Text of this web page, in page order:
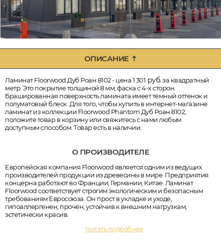
ОПИСАНИЕ
Ламинат Floorwood Дуб Роан 8102 - цена 1 301 руб.за квадратный
метр. Это покрытие толщиной 8 мм, фаска с 4-х сторон.
Брашированная поверхность ламината имеет тёмный оттенок и
полуматовый блеск. Для того, чтобы купить в интернет-магазине
ламинат из коллекции Floorwood Phantom Дуб Роан 8102,
положите товар в корзину или свяжитесь с нами любым
доступным способом. Товар есть в наличии.
О ПРОИЗВОДИТЕЛЕ
Европейская компания Floorwood является одним из ведущих
производителей продукции из древесины в мире. Предприятия
концерна работают во Франции, Германии, Китае. Ламинат
Floorwood соответствует строгим экологическим и безопасным
требованиям Евросоюза. Он прост в укладке и уходе,
гипоаллергенен, прочен, устойчив к внешним нагрузкам,
эстетически красив.
Читать подробнее